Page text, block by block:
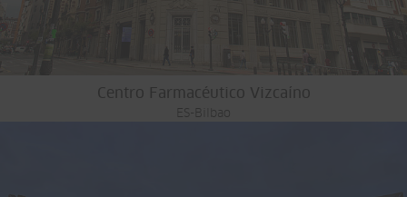
Centro Farmacéutico Vizcaíno
ES-Bilbao